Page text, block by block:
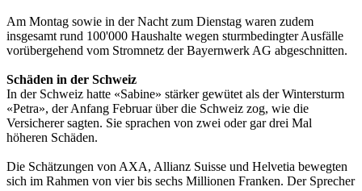
Am Montag sowie in der Nacht zum Dienstag waren zudem
insgesamt rund 100'000 Haushalte wegen sturmbedingter Ausfälle
vorübergehend vom Stromnetz der Bayernwerk AG abgeschnitten.
Schäden in der Schweiz
In der Schweiz hatte «Sabine» stärker gewütet als der Wintersturm
«Petra», der Anfang Februar über die Schweiz zog, wie die
Versicherer sagten. Sie sprachen von zwei oder gar drei Mal
höheren Schäden.
Die Schätzungen von AXA, Allianz Suisse und Helvetia bewegten
sich im Rahmen von vier bis sechs Millionen Franken. Der Sprecher